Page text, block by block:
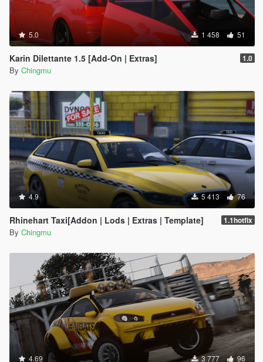
5.0 1 458 51
Karin Dilettante 1.5 [Add-On | Extras] 1.0
By Chingmu
4.9 5 413 76
Rhinehart Taxi[Addon | Lods | Extras | Template] 1.1hotfix
By Chingmu
4.69 3 777 96